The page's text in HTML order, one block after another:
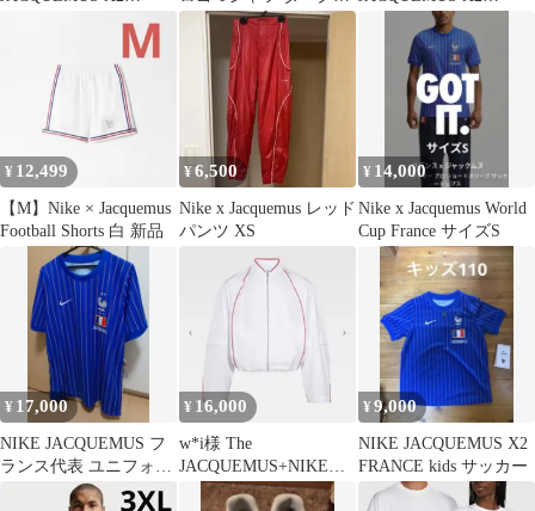
イビー HF7112 475
FRANCE 半袖 2XL
¥ 12,499
【M】Nike × Jacquemus
Football Shorts 白 新品
¥6,500
Nike x Jacquemus レッド
パンツ XS
¥ 14,000
Nike x Jacquemus World
Cup France サイズS
¥ 17,000
NIKE JACQUEMUS フ
ランス代表 ユニフォー
ム Lサイズ
¥ 16,000
w*i様 The
JACQUEMUS+NIKE
track jacket
¥9,000
NIKE JACQUEMUS X2
FRANCE kids サッカー